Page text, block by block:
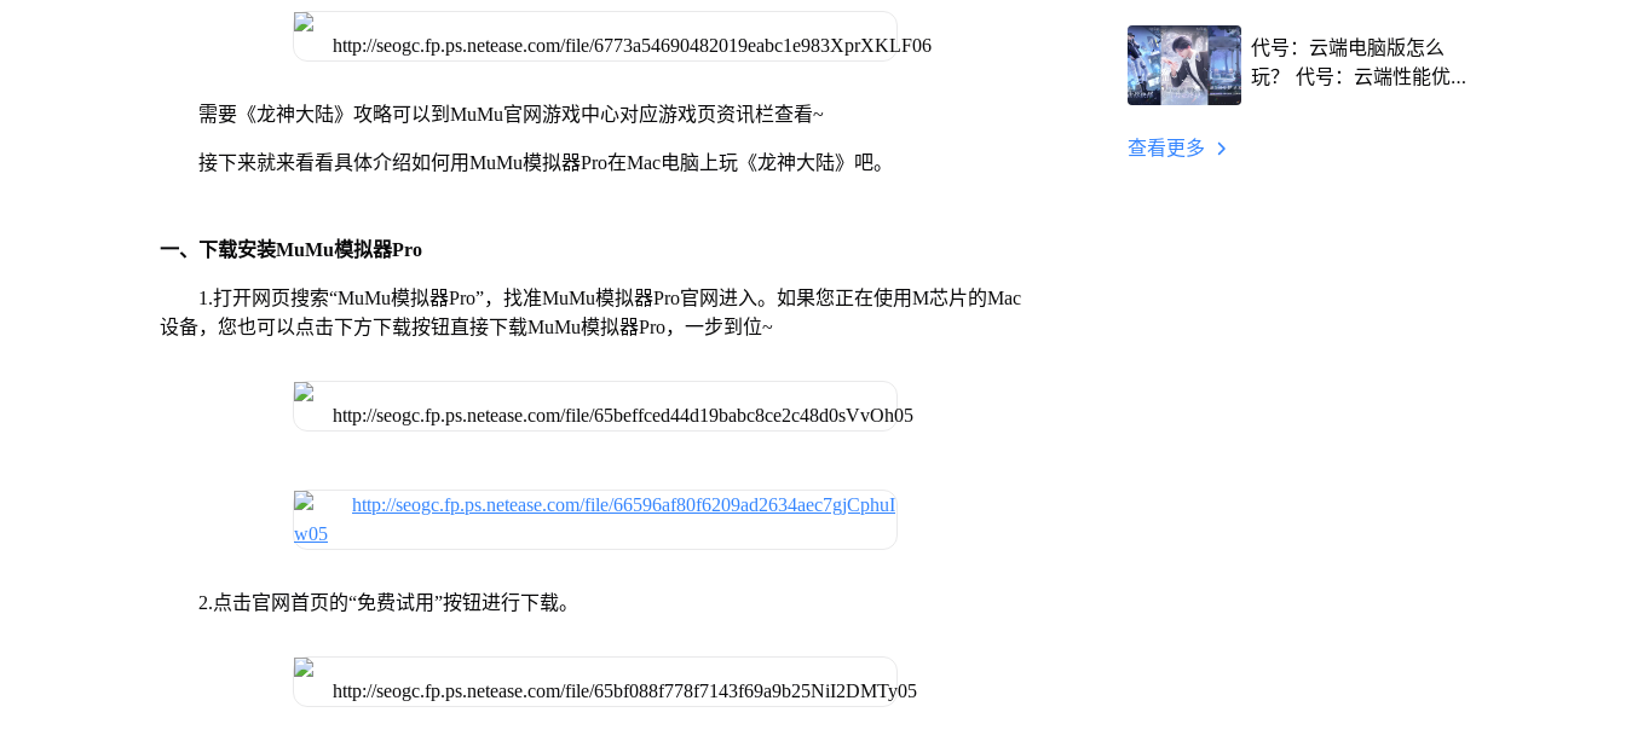
需要《龙神大陆》攻略可以到MuMu官网游戏中心对应游戏页资讯栏查看~
接下来就来看看具体介绍如何用MuMu模拟器Pro在Mac电脑上玩《龙神大陆》吧。
一、下载安装MuMu模拟器Pro
1.打开网页搜索“MuMu模拟器Pro”，找准MuMu模拟器Pro官网进入。如果您正在使用M芯片的Mac
设备，您也可以点击下方下载按钮直接下载MuMu模拟器Pro，一步到位~
2.点击官网首页的“免费试用”按钮进行下载。
代号：云端电脑版怎么
玩？ 代号：云端性能优
查看更多